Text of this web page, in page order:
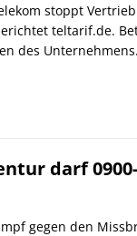
stoppt
teltarif.de.
des
darf
gegen den